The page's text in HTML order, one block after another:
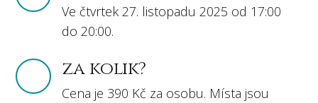
Ve čtvrtek 27. listopadu 2025 od 17:00
do 20:00.
za kolik?
Cena je 390 Kč za osobu. Místa jsou